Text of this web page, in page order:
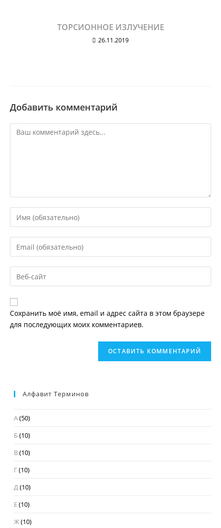
ТОРСИОННОЕ ИЗЛУЧЕНИЕ
26.11.2019
Добавить комментарий
Комментарий
имя
или
имя
пользователя,
чтобы
Введите
email-
адрес,
чтобы
прокомментировать
Введите
веб-
сайта
(необязательно)
Сохранить моё имя, email и адрес сайта в этом браузере
для последующих моих комментариев.
Алфавит Терминов
А(50)
Б(10)
В(10)
Г(10)
Д(10)
Е(10)
Ж(10)